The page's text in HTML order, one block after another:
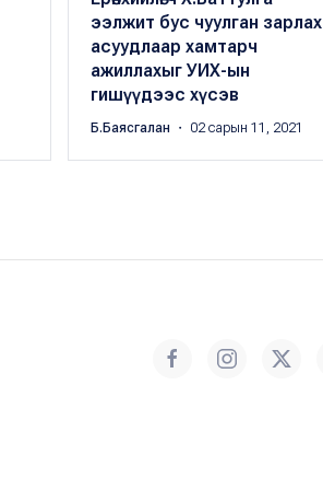
ээлжит бус чуулган зарлах
асуудлаар хамтарч
ажиллахыг УИХ-ын
гишүүдээс хүсэв
Б.Баясгалан ・ 02 сарын 11, 2021